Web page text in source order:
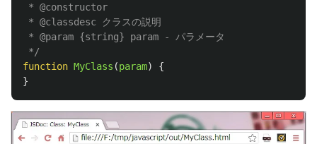
* @constructor
* @classdesc クラスの説明
* @param {string} param - パラメータ
*/
function MyClass (param)
{
}